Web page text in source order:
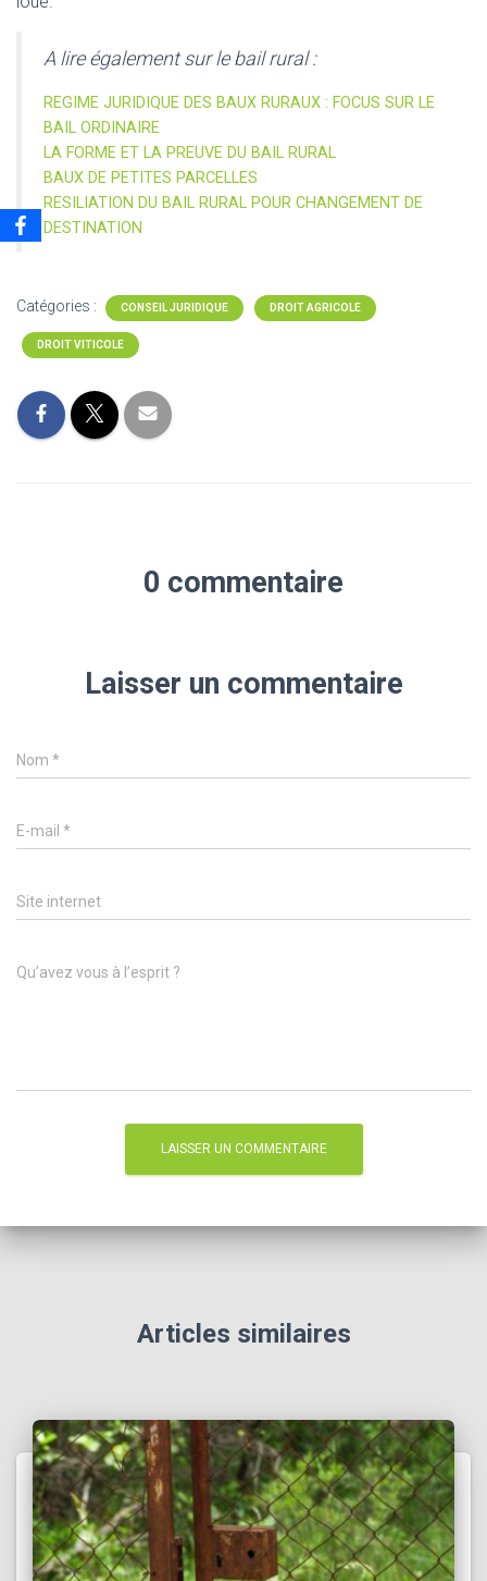
A lire également sur le bail rural :
REGIME JURIDIQUE DES BAUX RURAUX : FOCUS SUR LE
BAIL ORDINAIRE
LA FORME ET LA PREUVE DU BAIL RURAL
BAUX DE PETITES PARCELLES
RESILIATION DU BAIL RURAL POUR CHANGEMENT DE
DESTINATION
Catégories : CONSEIL JURIDIQUE DROIT AGRICOLE
DROIT VITICOLE
0 commentaire
Laisser un commentaire
Nom *
E-mail *
Site internet
Qu’avez vous à l’esprit ?
Articles similaires